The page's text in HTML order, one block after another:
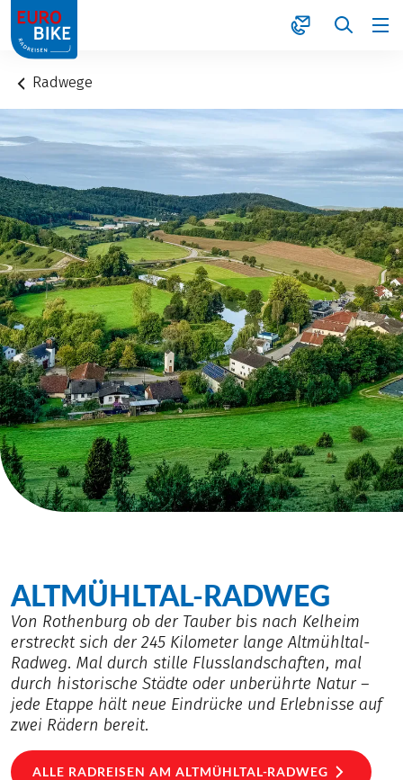
1
Radwege
ALTMÜHLTAL-RADWEG
Von Rothenburg ob der Tauber bis nach Kelheim
erstreckt sich der 245 Kilometer lange Altmühltal-
Radweg. Mal durch stille Flusslandschaften, mal
durch historische Städte oder unberührte Natur –
jede Etappe hält neue Eindrücke und Erlebnisse auf
zwei Rädern bereit.
ALLE RADREISEN AM ALTMÜHLTAL-RADWEG